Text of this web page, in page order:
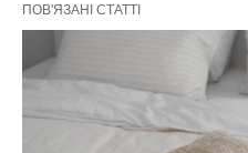
ПОВ'ЯЗАНІ СТАТТІ